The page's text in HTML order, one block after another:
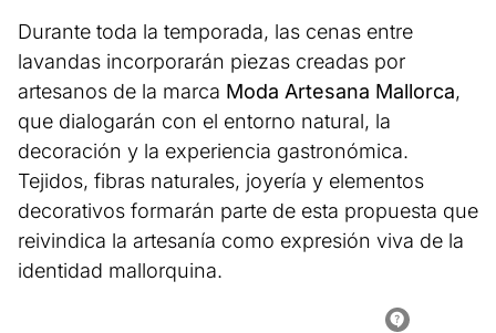
Durante toda la temporada, las cenas entre
lavandas incorporarán piezas creadas por
artesanos de la marca Moda Artesana Mallorca,
que dialogarán con el entorno natural, la
decoración y la experiencia gastronómica.
Tejidos, fibras naturales, joyería y elementos
decorativos formarán parte de esta propuesta que
reivindica la artesanía como expresión viva de la
identidad mallorquina.